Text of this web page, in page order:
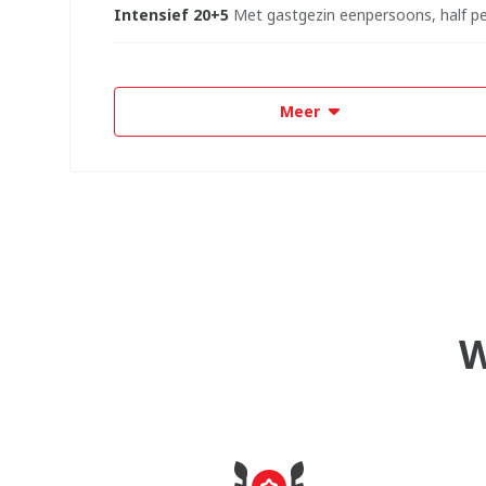
Intensief 20+5 Met gastgezin eenpersoons, half
Meer